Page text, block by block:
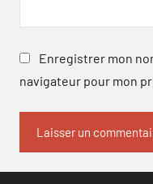
Enregistrer mon
navigateur pour mon